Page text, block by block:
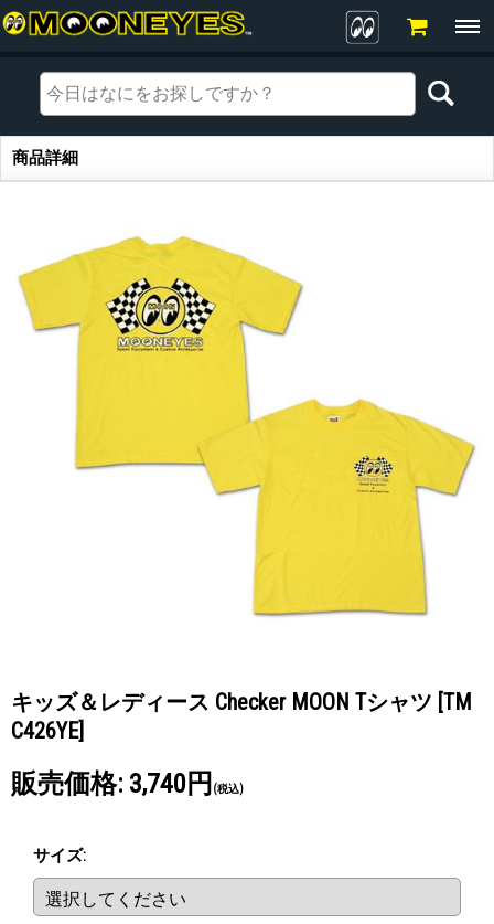
商品詳細
商品詳細
キッズ＆レディース Checker MOON Tシャツ [TM
C426YE]
販売価格: 3,740円 (税込)
サイズ: